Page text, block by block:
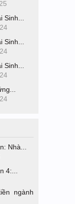
Nhà...
4:...
ngành